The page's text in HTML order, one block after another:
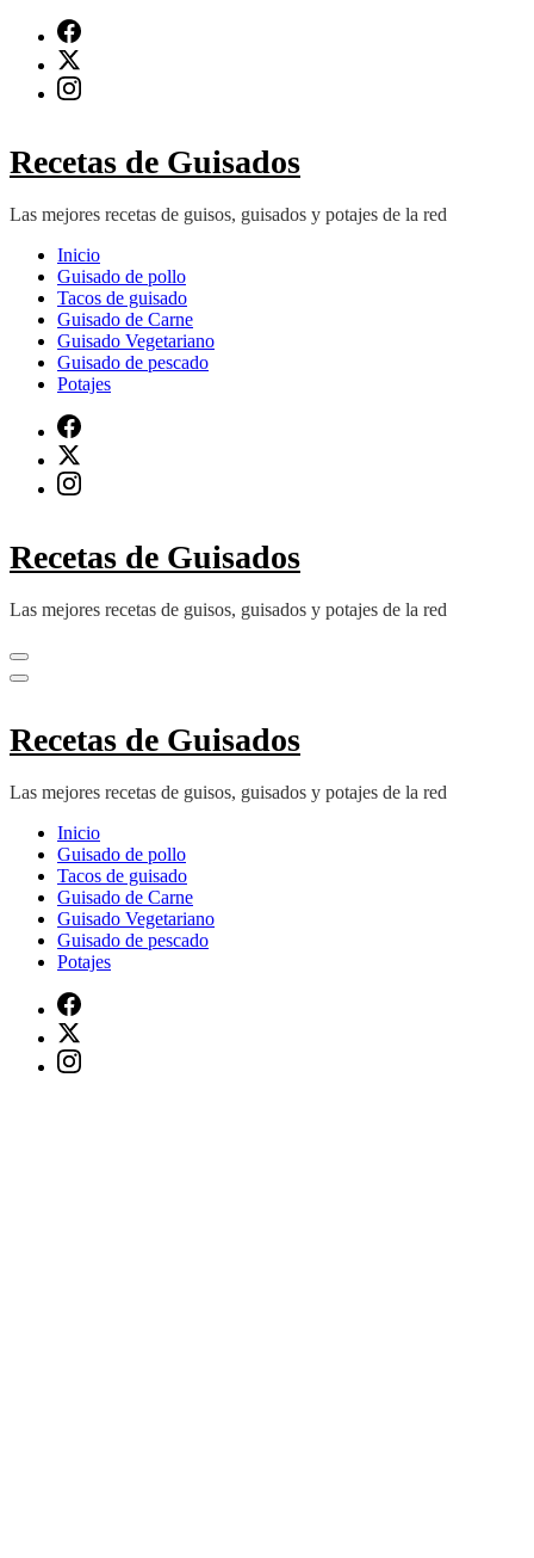
contenido
(presiona
Recetas de Guisados
Las mejores recetas de guisos, guisados y potajes de la red
Inicio
Guisado de pollo
Tacos de guisado
Guisado de Carne
Guisado Vegetariano
Guisado de pescado
Potajes
Recetas de Guisados
Las mejores recetas de guisos, guisados y potajes de la red
Recetas de Guisados
Las mejores recetas de guisos, guisados y potajes de la red
Inicio
Guisado de pollo
Tacos de guisado
Guisado de Carne
Guisado Vegetariano
Guisado de pescado
Potajes